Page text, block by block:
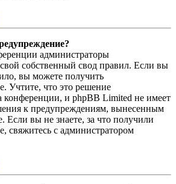
администраторы
собственный свод правил. Если вы
вы можете получить
Учтите, что это решение
конференции, и phpBB Limited не имеет
к предупреждениям, вынесенным
Если вы не знаете, за что получили
свяжитесь с администратором